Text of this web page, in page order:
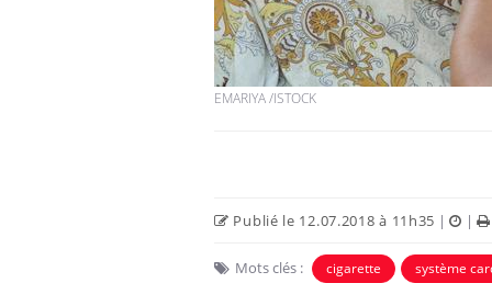
EMARIYA /ISTOCK
Publié le 12.07.2018 à 11h35 | |
Mots clés : cigarette système